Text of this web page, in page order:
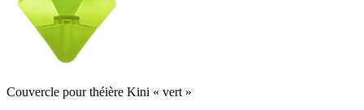
Couvercle pour théière Kini « vert »